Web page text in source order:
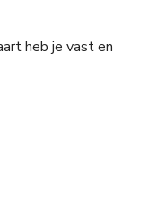
heb je vast en